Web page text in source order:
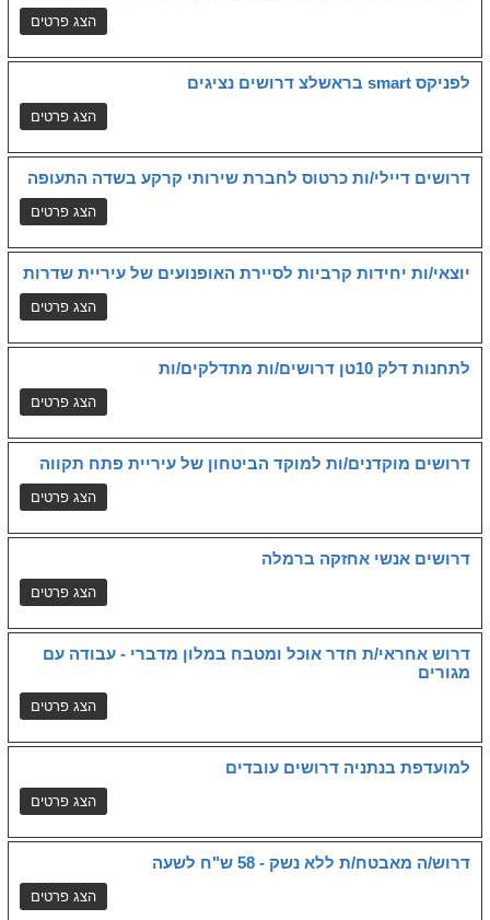
לפניקס smart בראשלצ דרושים נציגים
דרושים דיילי/ות כרטוס לחברת שירותי קרקע בשדה התעופה
יוצאי/ות יחידות קרביות לסיירת האופנועים של עיריית שדרות
לתחנות דלק 10טן דרושים/ות מתדלקים/ות
דרושים מוקדנים/ות למוקד הביטחון של עיריית פתח תקווה
דרושים אנשי אחזקה ברמלה
דרוש אחראי/ת חדר אוכל ומטבח במלון מדברי - עבודה עם
מגורים
למועדפת בנתניה דרושים עובדים
דרוש/ה מאבטח/ת ללא נשק - 58 ש"ח לשעה